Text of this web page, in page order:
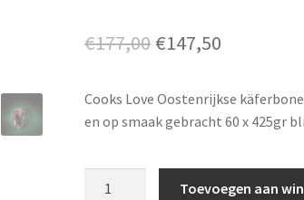
€177,00 Oorspronkelijke
was:
€147,50
is:
Cooks Love Oostenrijkse
en op smaak gebracht 60 x 425gr
Toevoegen aan